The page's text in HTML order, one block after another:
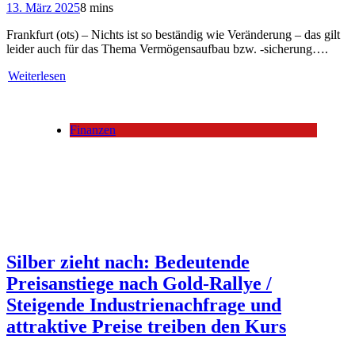
13. März 20258 mins
Frankfurt (ots) – Nichts ist so beständig wie Veränderung – das gilt
leider auch für das Thema Vermögensaufbau bzw. -sicherung….
Weiterlesen
Finanzen
Silber zieht nach: Bedeutende
Preisanstiege nach Gold-Rallye /
Steigende Industrienachfrage und
attraktive Preise treiben den Kurs